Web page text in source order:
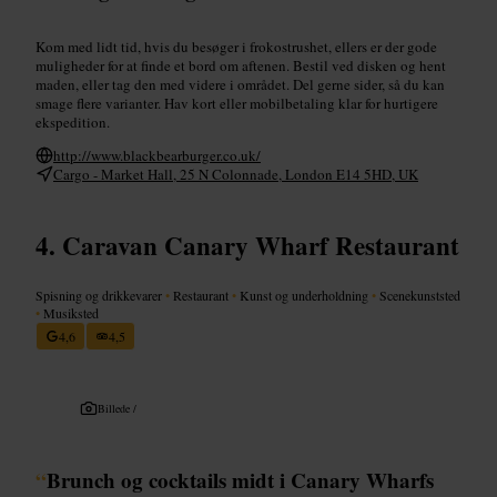
Kom med lidt tid, hvis du besøger i frokostrushet, ellers er der gode
muligheder for at finde et bord om aftenen. Bestil ved disken og hent
maden, eller tag den med videre i området. Del gerne sider, så du kan
smage flere varianter. Hav kort eller mobilbetaling klar for hurtigere
ekspedition.
http://www.blackbearburger.co.uk/
Cargo - Market Hall, 25 N Colonnade, London E14 5HD, UK
Caravan Canary Wharf Restaurant
Spisning og drikkevarer • Restaurant • Kunst og underholdning • Scenekunststed
• Musiksted
4,6
4,5
Billede /
“Brunch og cocktails midt i Canary Wharfs